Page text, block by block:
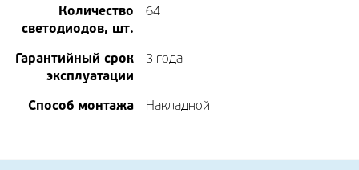
Количество
светодиодов, шт.
64
Гарантийный срок
эксплуатации
3 года
Способ монтажа Накладной